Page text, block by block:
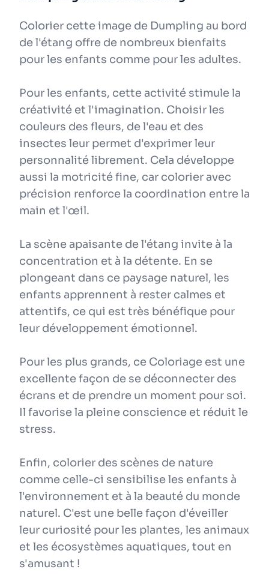
Colorier cette image de Dumpling au bord
de l'étang offre de nombreux bienfaits
pour les enfants comme pour les adultes.
Pour les enfants, cette activité stimule la
créativité et l'imagination. Choisir les
couleurs des fleurs, de l'eau et des
insectes leur permet d'exprimer leur
personnalité librement. Cela développe
aussi la motricité fine, car colorier avec
précision renforce la coordination entre la
main et l'œil.
La scène apaisante de l'étang invite à la
concentration et à la détente. En se
plongeant dans ce paysage naturel, les
enfants apprennent à rester calmes et
attentifs, ce qui est très bénéfique pour
leur développement émotionnel.
Pour les plus grands, ce Coloriage est une
excellente façon de se déconnecter des
écrans et de prendre un moment pour soi.
Il favorise la pleine conscience et réduit le
stress.
Enfin, colorier des scènes de nature
comme celle-ci sensibilise les enfants à
l'environnement et à la beauté du monde
naturel. C'est une belle façon d'éveiller
leur curiosité pour les plantes, les animaux
et les écosystèmes aquatiques, tout en
s'amusant !